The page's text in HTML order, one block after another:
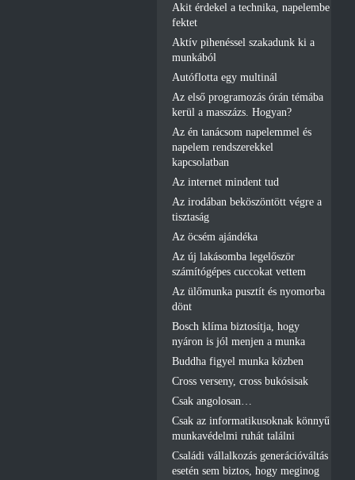
Akit érdekel a technika, napelembe
fektet
Aktív pihenéssel szakadunk ki a
munkából
Autóflotta egy multinál
Az első programozás órán témába
kerül a masszázs. Hogyan?
Az én tanácsom napelemmel és
napelem rendszerekkel
kapcsolatban
Az internet mindent tud
Az irodában beköszöntött végre a
tisztaság
Az öcsém ajándéka
Az új lakásomba legelőször
számítógépes cuccokat vettem
Az ülőmunka pusztít és nyomorba
dönt
Bosch klíma biztosítja, hogy
nyáron is jól menjen a munka
Buddha figyel munka közben
Cross verseny, cross bukósisak
Csak angolosan…
Csak az informatikusoknak könnyű
munkavédelmi ruhát találni
Családi vállalkozás generációváltás
esetén sem biztos, hogy meginog